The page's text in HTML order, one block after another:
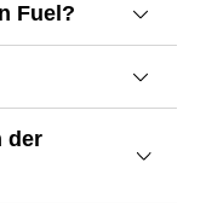
Fuel?
der